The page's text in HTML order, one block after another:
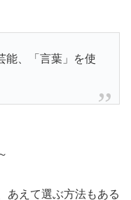
能、「言葉」を使
あえて選ぶ方法もある